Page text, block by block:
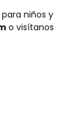
niños y
o visítanos